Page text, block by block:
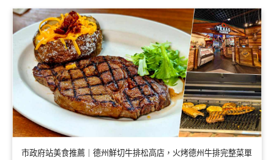
市政府站美食推薦｜德州鮮切牛排松高店，火烤德州牛排完整菜單